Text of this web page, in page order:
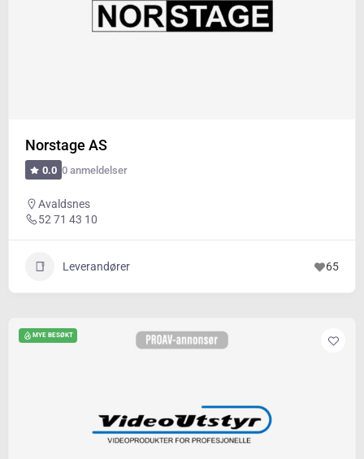
Norstage AS
0.0 0 anmeldelser
Avaldsnes
52 71 43 10
Leverandører 65
MYE BESØKT